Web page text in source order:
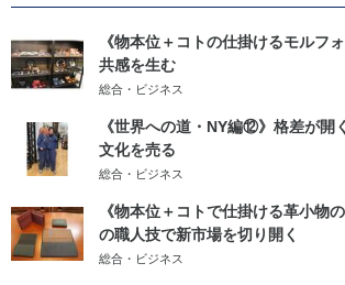
《物本位＋コトの仕掛けるモルフ
共感を生む
総合・ビジネス
《世界への道・NY編⑫》格差が開
文化を売る
総合・ビジネス
《物本位＋コトで仕掛ける革小物
の職人技で新市場を切り開く
総合・ビジネス